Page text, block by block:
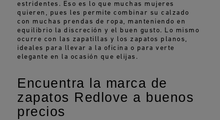
estridentes. Eso es lo que muchas mujeres
quieren, pues les permite combinar su calzado
con muchas prendas de ropa, manteniendo en
equilibrio la discreción y el buen gusto. Lo mismo
ocurre con las zapatillas y los zapatos planos,
ideales para llevar a la oficina o para verte
elegante en la ocasión que elijas.
Encuentra la marca de
zapatos Redlove a buenos
precios